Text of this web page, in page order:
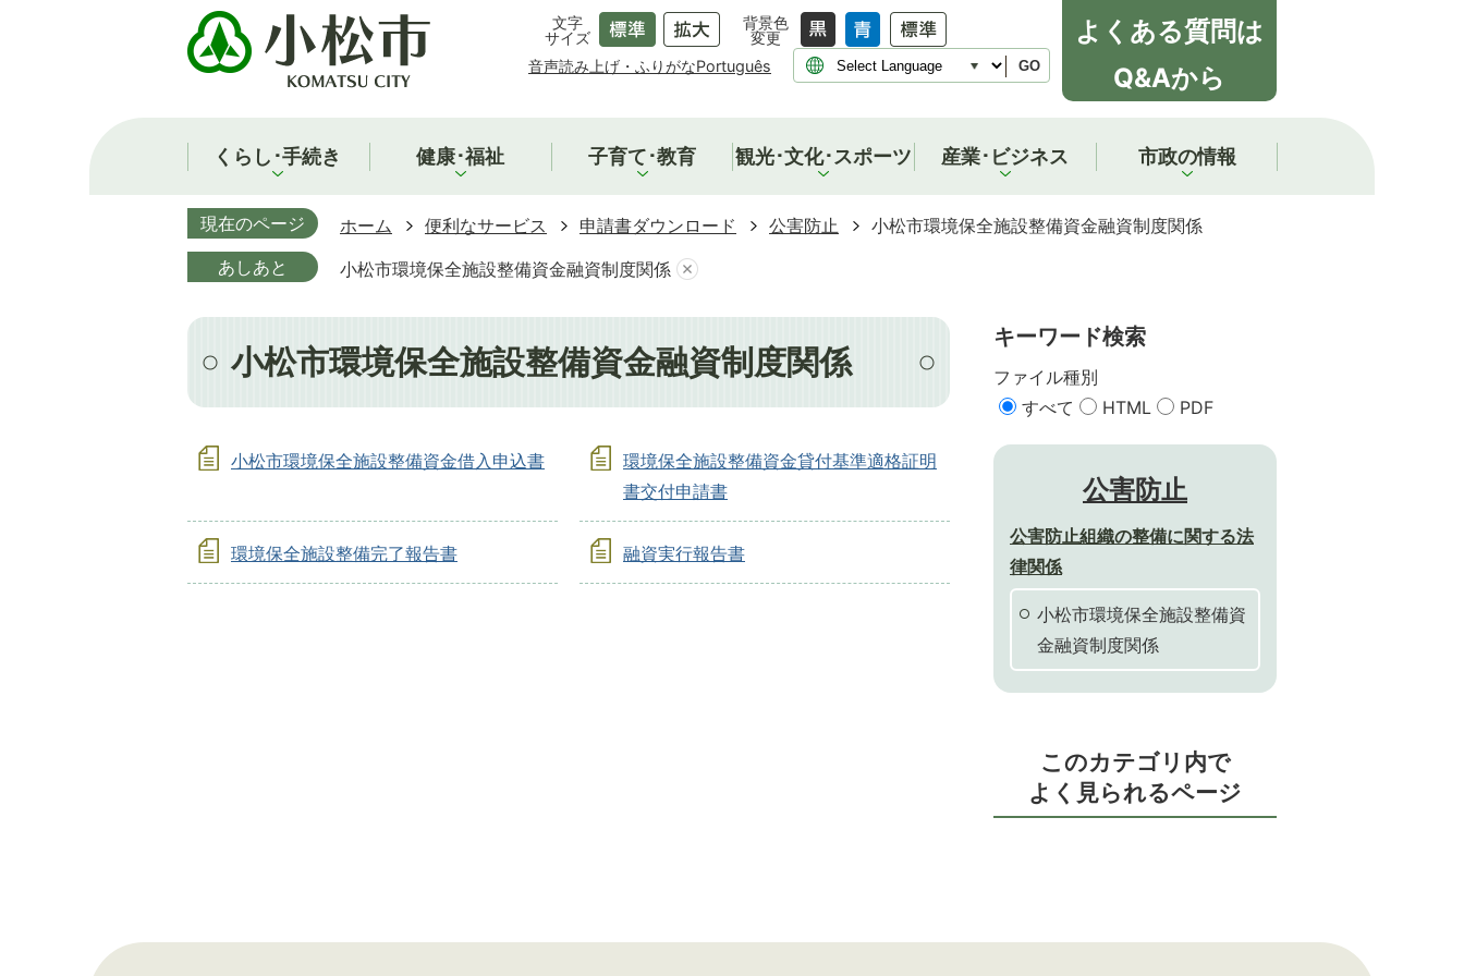
文字
サイズ
背景色
変更
音声読み上げ・ふりがなPortuguês GO
よくある質問は
Q&Aから
くらし･手続き 健康･福祉 子育て･教育 観光･文化･スポーツ 産業･ビジネス 市政の情報
現在のページ ホーム 便利なサービス 申請書ダウンロード 公害防止
小松市環境保全施設整備資金融資制度関係
あしあと
小松市環境保全施設整備資金融資制度関係
小松市環境保全施設整備資金融資制度関係
小松市環境保全施設整備資金借入申込書
環境保全施設整備資金貸付基準適格証明
書交付申請書
環境保全施設整備完了報告書 融資実行報告書
キーワード検索
ファイル種別
すべて
HTML PDF
公害防止
公害防止組織の整備に関する法
律関係
小松市環境保全施設整備資
金融資制度関係
このカテゴリ内で
よく見られるページ